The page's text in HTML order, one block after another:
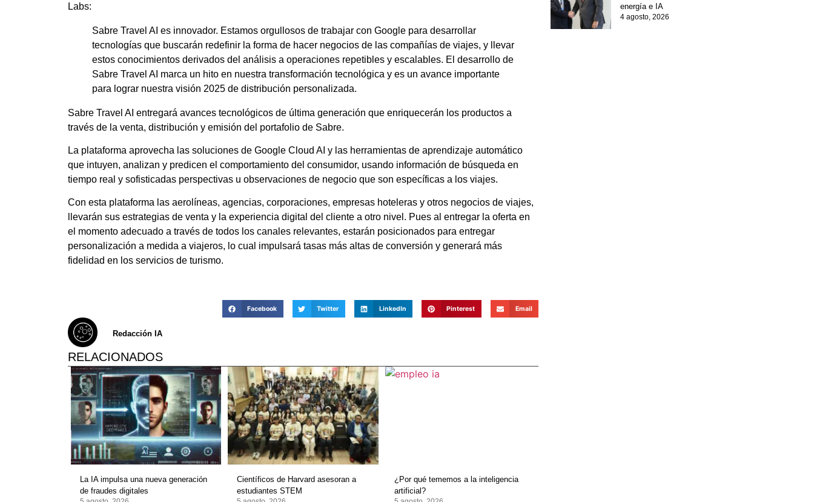
Labs:
Sabre Travel AI es innovador. Estamos orgullosos de trabajar con Google para desarrollar
tecnologías que buscarán redefinir la forma de hacer negocios de las compañías de viajes, y llevar
estos conocimientos derivados del análisis a operaciones repetibles y escalables. El desarrollo de
Sabre Travel AI marca un hito en nuestra transformación tecnológica y es un avance importante
para lograr nuestra visión 2025 de distribución personalizada.
Sabre Travel AI entregará avances tecnológicos de última generación que enriquecerán los productos a
través de la venta, distribución y emisión del portafolio de Sabre.
La plataforma aprovecha las soluciones de Google Cloud AI y las herramientas de aprendizaje automático
que intuyen, analizan y predicen el comportamiento del consumidor, usando información de búsqueda en
tiempo real y sofisticadas perspectivas u observaciones de negocio que son específicas a los viajes.
Con esta plataforma las aerolíneas, agencias, corporaciones, empresas hoteleras y otros negocios de viajes,
llevarán sus estrategias de venta y la experiencia digital del cliente a otro nivel. Pues al entregar la oferta en
el momento adecuado a través de todos los canales relevantes, estarán posicionados para entregar
personalización a medida a viajeros, lo cual impulsará tasas más altas de conversión y generará más
fidelidad en los servicios de turismo.
Facebook Twitter LinkedIn Pinterest Email
Redacción IA
RELACIONADOS
La IA impulsa una nueva generación
de fraudes digitales
Científicos de Harvard asesoran a
estudiantes STEM
¿Por qué tememos a la inteligencia
artificial?
energía e IA
4 agosto, 2026